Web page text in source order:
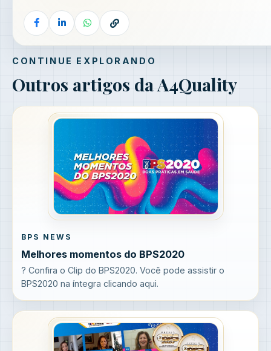
CONTINUE EXPLORANDO
Outros artigos da A4Quality
BPS NEWS
Melhores momentos do BPS2020
? Confira o Clip do BPS2020. Você pode assistir o
BPS2020 na íntegra clicando aqui.